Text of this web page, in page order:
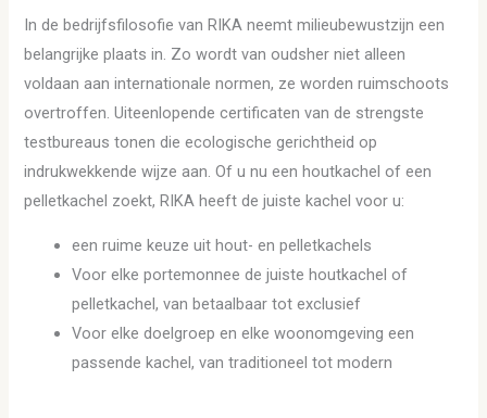
In de bedrijfsfilosofie van RIKA neemt milieubewustzijn een
belangrijke plaats in. Zo wordt van oudsher niet alleen
voldaan aan internationale normen, ze worden ruimschoots
overtroffen. Uiteenlopende certificaten van de strengste
testbureaus tonen die ecologische gerichtheid op
indrukwekkende wijze aan. Of u nu een houtkachel of een
pelletkachel zoekt, RIKA heeft de juiste kachel voor u:
een ruime keuze uit hout- en pelletkachels
Voor elke portemonnee de juiste houtkachel of
pelletkachel, van betaalbaar tot exclusief
Voor elke doelgroep en elke woonomgeving een
passende kachel, van traditioneel tot modern